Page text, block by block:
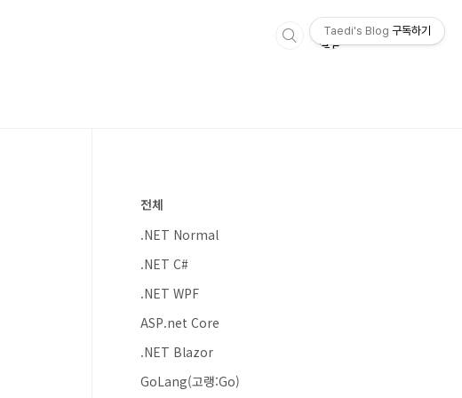
전체
.NET Normal
.NET C#
.NET WPF
ASP.net Core
.NET Blazor
GoLang(고랭:Go)
Taedi's Blog 구독하기